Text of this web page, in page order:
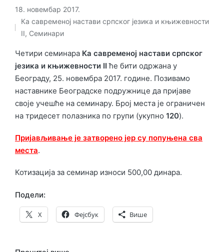
18. новембар 2017.
Објављено
Ка савременој настави српског језика и књижевности
II, Семинари
Четири семинара Ка савременој настави српског
језика и књижевности II ће бити одржана у
Београду, 25. новембра 2017. године. Позивамо
наставнике Београдске подружнице да пријаве
своје учешће на семинару. Број места је ограничен
на тридесет полазника по групи (укупно 120).
Пријављивање је затворено јер су попуњена сва
места.
Котизација за семинар износи 500,00 динара.
Подели:
X Фејсбук Више